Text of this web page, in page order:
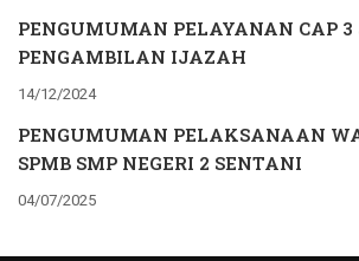
PENGUMUMAN PELAYANAN CAP
PENGAMBILAN IJAZAH
14/12/2024
PENGUMUMAN PELAKSANAAN
SPMB SMP NEGERI 2 SENTANI
04/07/2025